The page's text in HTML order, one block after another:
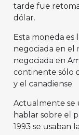
tarde fue
dólar.
Esta moneda
negociada en el
negociada en
continente sólo
y el canadiense.
Actualmente se
hablar sobre el
1993 se usaban